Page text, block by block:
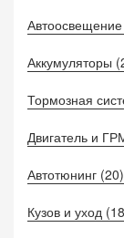
Автоосвещение
Аккумуляторы
Тормозная
Двигатель и
Автотюнинг (20)
Кузов и уход